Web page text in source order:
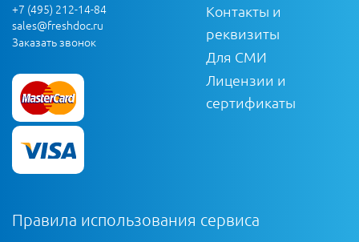
+7 (495) 212-14-84
sales@freshdoc.ru
Заказать звонок
Контакты и
реквизиты
Для СМИ
Лицензии и
сертификаты
Правила использования сервиса